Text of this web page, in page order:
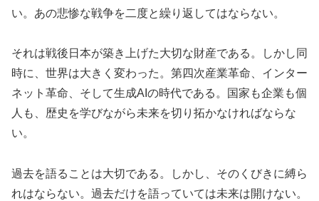
い。あの悲惨な戦争を二度と繰り返してはならない。
それは戦後日本が築き上げた大切な財産である。しかし同
時に、世界は大きく変わった。第四次産業革命、インター
ネット革命、そして生成AIの時代である。国家も企業も個
人も、歴史を学びながら未来を切り拓かなければならな
い。
過去を語ることは大切である。しかし、そのくびきに縛ら
れはならない。過去だけを語っていては未来は開けない。